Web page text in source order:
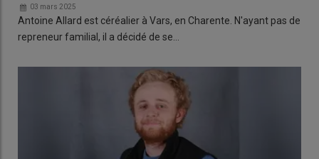
03 mars 2025
Antoine Allard est céréalier à Vars, en Charente. N'ayant pas de
repreneur familial, il a décidé de se…